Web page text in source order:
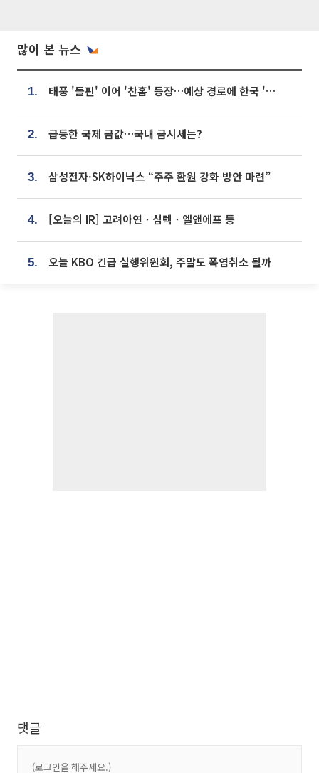
많이 본 뉴스
1. 태풍 '돌핀' 이어 '찬홈' 등장…예상 경로에 한국 '한숨'
2. 급등한 국제 금값…국내 금시세는?
3. 삼성전자·SK하이닉스 “주주 환원 강화 방안 마련”
4. [오늘의 IR] 고려아연ㆍ심텍ㆍ엘앤에프 등
5. 오늘 KBO 긴급 실행위원회, 주말도 폭염취소 될까
댓글